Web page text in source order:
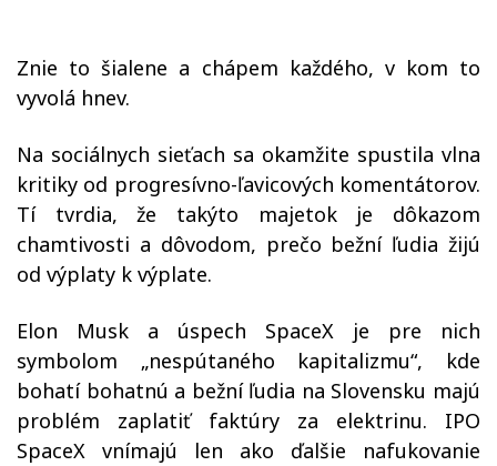
Znie to šialene a chápem každého, v kom to
vyvolá hnev.
Na sociálnych sieťach sa okamžite spustila vlna
kritiky od progresívno-ľavicových komentátorov.
Tí tvrdia, že takýto majetok je dôkazom
chamtivosti a dôvodom, prečo bežní ľudia žijú
od výplaty k výplate.
Elon Musk a úspech SpaceX je pre nich
symbolom „nespútaného kapitalizmu“, kde
bohatí bohatnú a bežní ľudia na Slovensku majú
problém zaplatiť faktúry za elektrinu. IPO
SpaceX vnímajú len ako ďalšie nafukovanie